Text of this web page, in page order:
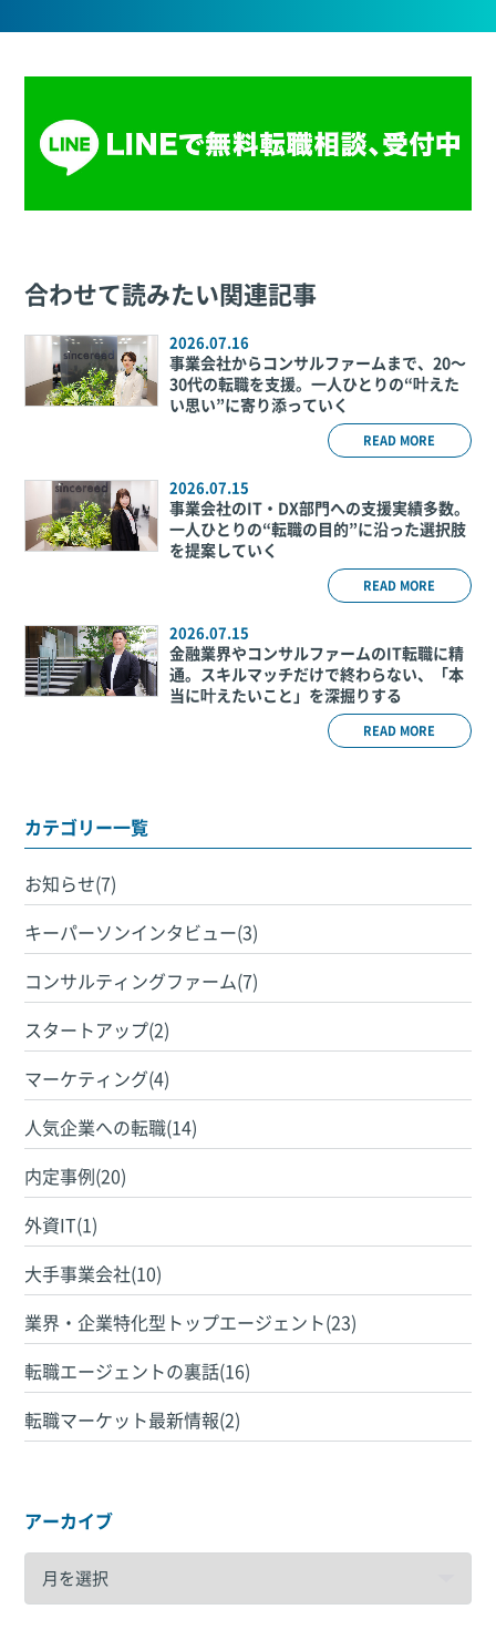
合わせて読みたい関連記事
2026.07.16
事業会社からコンサルファームまで、20～
30代の転職を支援。一人ひとりの“叶えた
い思い”に寄り添っていく
READ MORE
2026.07.15
事業会社のIT・DX部門への支援実績多数。
一人ひとりの“転職の目的”に沿った選択肢
を提案していく
READ MORE
2026.07.15
金融業界やコンサルファームのIT転職に精
通。スキルマッチだけで終わらない、「本
当に叶えたいこと」を深掘りする
READ MORE
カテゴリー一覧
お知らせ(7)
キーパーソンインタビュー(3)
コンサルティングファーム(7)
スタートアップ(2)
マーケティング(4)
人気企業への転職(14)
内定事例(20)
外資IT(1)
大手事業会社(10)
業界・企業特化型トップエージェント(23)
転職エージェントの裏話(16)
転職マーケット最新情報(2)
アーカイブ